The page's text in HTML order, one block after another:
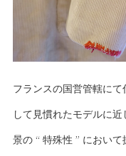
フランスの国営管轄に
して見慣れたモデルに
景の “ 特殊性 ” におい